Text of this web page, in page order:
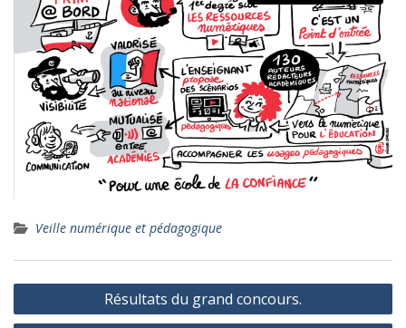
Veille numérique et pédagogique
Navigation
de
Résultats du grand concours.